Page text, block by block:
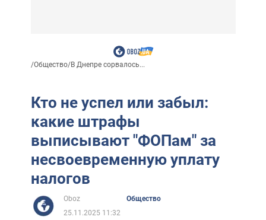
/Общество/В Днепре сорвалось...
Кто не успел или забыл:
какие штрафы
выписывают "ФОПам" за
несвоевременную уплату
налогов
Oboz
Общество
25.11.2025 11:32